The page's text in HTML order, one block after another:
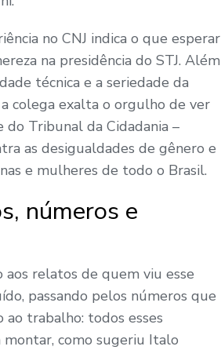
no CNJ indica o que esperar
na presidência do STJ. Além
técnica e a seriedade da
colega exalta o orgulho de ver
Tribunal da Cidadania –
as desigualdades de gênero e
e mulheres de todo o Brasil.
números e
relatos de quem viu esse
passando pelos números que
ao trabalho: todos esses
como sugeriu Italo